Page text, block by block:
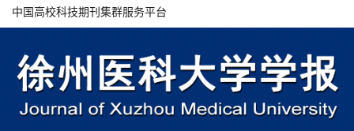
中国高校科技期刊集群服务平台